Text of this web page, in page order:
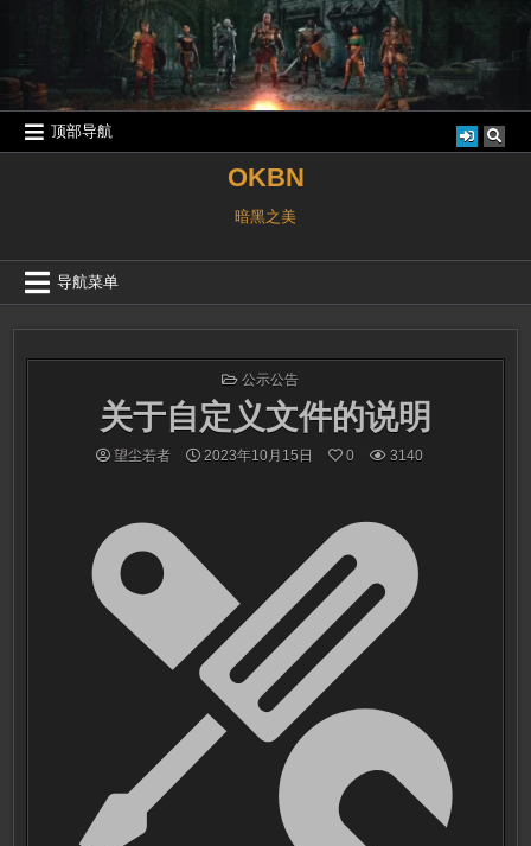
容
顶部导航
OKBN
暗黑之美
导航菜单
发
于
公示公告
关于自定义文件的说明
望尘若者 2023年10月15日 0 3140